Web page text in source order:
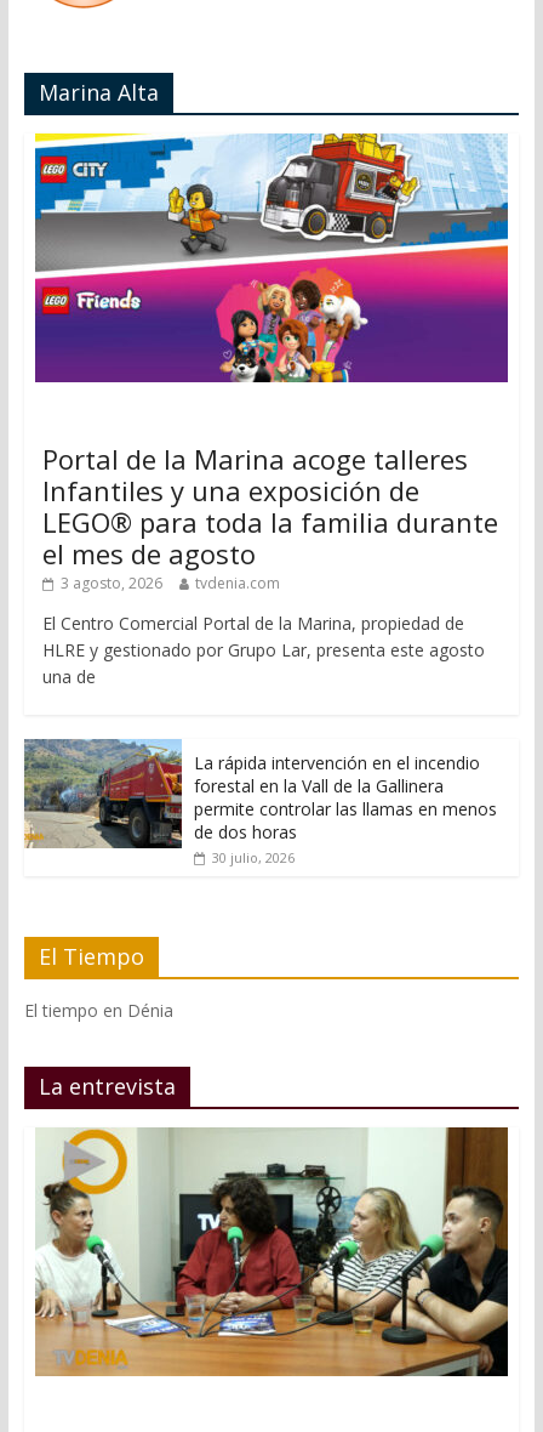
Marina Alta
Portal de la Marina acoge talleres
Infantiles y una exposición de
LEGO® para toda la familia durante
el mes de agosto
3 agosto, 2026 tvdenia.com
El Centro Comercial Portal de la Marina, propiedad de
HLRE y gestionado por Grupo Lar, presenta este agosto
una de
La rápida intervención en el incendio
forestal en la Vall de la Gallinera
permite controlar las llamas en menos
de dos horas
30 julio, 2026
El Tiempo
El tiempo en Dénia
La entrevista